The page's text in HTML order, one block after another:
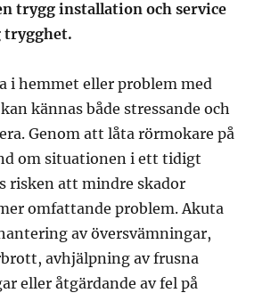
trygg installation och service
i hemmet eller problem med
kännas både stressande och
Genom att låta rörmokare på
om situationen i ett tidigt
risken att mindre skador
omfattande problem. Akuta
av översvämningar,
avhjälpning av frusna
eller åtgärdande av fel på